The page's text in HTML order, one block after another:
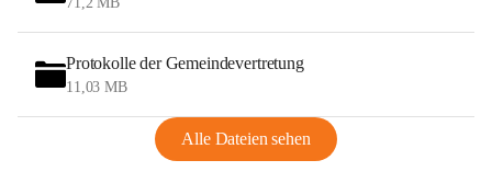
Protokolle der Gemeindevertretung
11,03 MB
Alle Dateien sehen